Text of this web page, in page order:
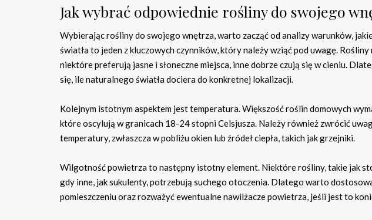
Jak wybrać odpowiednie rośliny do swojego
Wybierając rośliny do swojego wnętrza, warto zacząć od analizy warunków,
światła to jeden z kluczowych czynników, który należy wziąć pod uwagę.
niektóre preferują jasne i słoneczne miejsca, inne dobrze czują się w cieniu.
się, ile naturalnego światła dociera do konkretnej lokalizacji.
Kolejnym istotnym aspektem jest temperatura. Większość roślin domowych
które oscylują w granicach 18-24 stopni Celsjusza. Należy również zwrócić
temperatury, zwłaszcza w pobliżu okien lub źródeł ciepła, takich jak grzejniki.
Wilgotność powietrza to następny istotny element. Niektóre rośliny, takie jak
gdy inne, jak sukulenty, potrzebują suchego otoczenia. Dlatego warto
pomieszczeniu oraz rozważyć ewentualne nawilżacze powietrza, jeśli jest to